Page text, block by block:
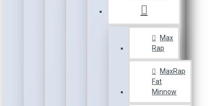
Max
Rap
MaxRap
Fat
Minnow